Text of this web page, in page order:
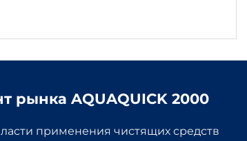
рынка AQUAQUICK 2000
применения чистящих средств